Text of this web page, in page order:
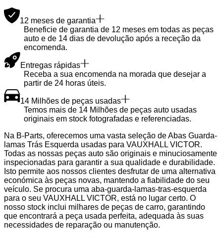
12 meses de garantia
Beneficie de garantia de 12 meses em todas as peças
auto e de 14 dias de devolução após a receção da
encomenda.
Entregas rápidas
Receba a sua encomenda na morada que desejar a
partir de 24 horas úteis.
14 Milhões de peças usadas
Temos mais de 14 Milhões de peças auto usadas
originais em stock fotografadas e referenciadas.
Na B-Parts, oferecemos uma vasta seleção de Abas Guarda-
lamas Trás Esquerda usadas para VAUXHALL VICTOR.
Todas as nossas peças auto são originais e minuciosamente
inspecionadas para garantir a sua qualidade e durabilidade.
Isto permite aos nossos clientes desfrutar de uma alternativa
económica às peças novas, mantendo a fiabilidade do seu
veículo. Se procura uma aba-guarda-lamas-tras-esquerda
para o seu VAUXHALL VICTOR, está no lugar certo. O
nosso stock inclui milhares de peças de carro, garantindo
que encontrará a peça usada perfeita, adequada às suas
necessidades de reparação ou manutenção.